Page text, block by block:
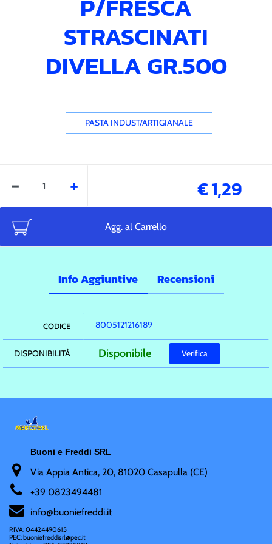
P/FRESCA
STRASCINATI
DIVELLA GR.500
PASTA INDUST/ARTIGIANALE
€ 1,29
Agg. al Carrello
Info Aggiuntive Recensioni
CODICE 8005121216189
DISPONIBILITÀ Verifica
Disponibile
Buoni e Freddi SRL
Via Appia Antica, 20, 81020 Casapulla (CE)
+39 0823494481
info@buoniefreddi.it
P.IVA: 04424490615
PEC: buoniefreddisrl@pec.it